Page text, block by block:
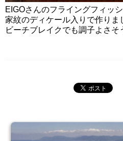
EIGOさんのフライングフィッ
家紋のディケール入りで作り
ビーチブレイクでも調子よさそ